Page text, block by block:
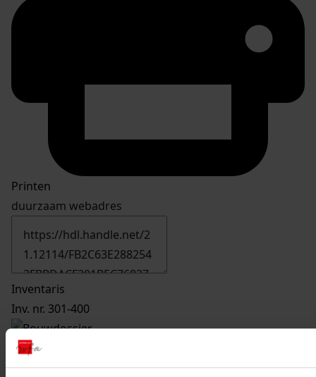
Printen
duurzaam webadres
Inventaris
Inv. nr. 301-400
342Plaatsen van een dakraam, 2005-2005
Datering: